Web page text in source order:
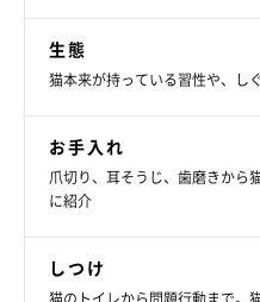
生態
猫本来が持っている習性や、し
お手入れ
爪切り、耳そうじ、歯磨きから
に紹介
しつけ